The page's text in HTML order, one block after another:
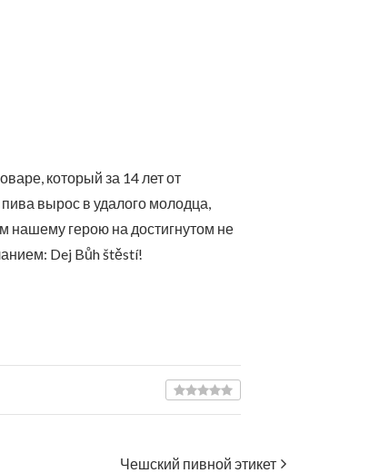
который за 14 лет от
вырос в удалого молодца,
нашему герою на достигнутом не
Dej Bůh štěstí!
Чешский пивной этикет